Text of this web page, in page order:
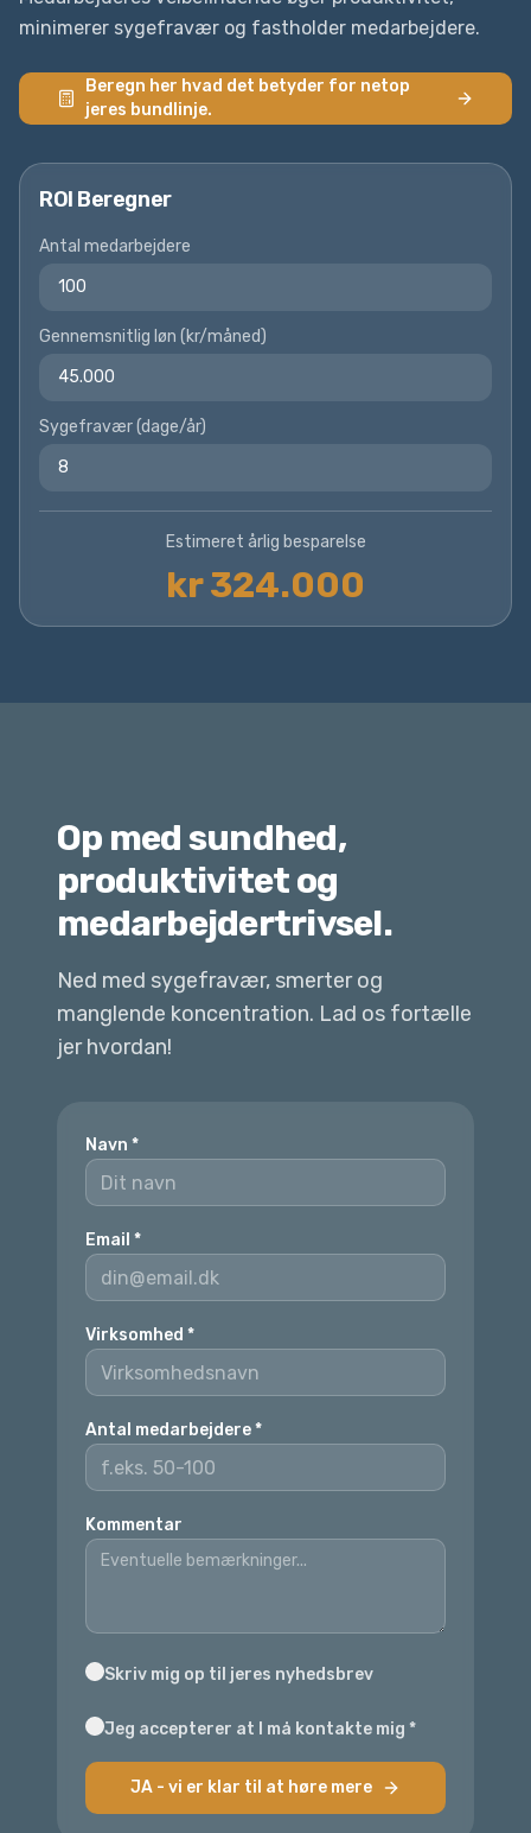
minimerer sygefravær og fastholder medarbejdere.
Beregn her hvad det betyder for netop
jeres bundlinje.
ROI Beregner
Antal medarbejdere
100
Gennemsnitlig løn (kr/måned)
45.000
Sygefravær (dage/år)
8
Estimeret årlig besparelse
kr 324.000
Op med sundhed,
produktivitet og
medarbejdertrivsel.
Ned med sygefravær, smerter og
manglende koncentration. Lad os fortælle
jer hvordan!
Navn *
Email *
Virksomhed *
Antal medarbejdere*
Kommentar
Skriv mig op til jeres nyhedsbrev
Jeg accepterer at I må kontakte mig *
JA - vi er klar til at høre mere